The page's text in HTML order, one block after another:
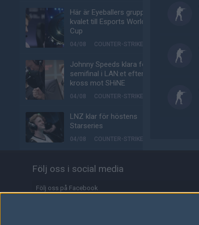
Här är Eyeballers grupp i
kvalet till Esports World
Cup
04/08 COUNTER-STRIKE
Johnny Speeds klara för
semifinal i LAN:et efter
kross mot SHiNE
04/08 COUNTER-STRIKE
LNZ klar för höstens
Starseries
04/08 COUNTER-STRIKE
Buenos Aires är ute
Följ oss i social media
Följ oss på Facebook